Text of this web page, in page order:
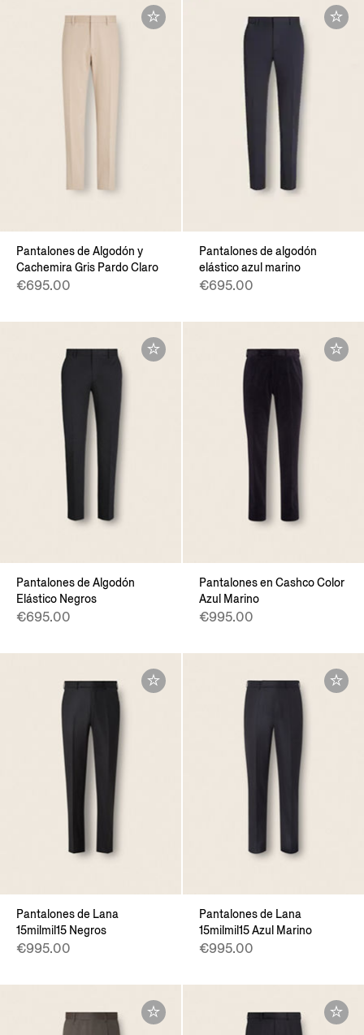
Pantalones de Algodón y
Cachemira Gris Pardo Claro
€695.00
Pantalones de algodón
elástico azul marino
€695.00
Pantalones de Algodón
Elástico Negros
€695.00
Pantalones en Cashco Color
Azul Marino
€995.00
Pantalones de Lana
15milmil15 Negros
€995.00
Pantalones de Lana
15milmil15 Azul Marino
€995.00